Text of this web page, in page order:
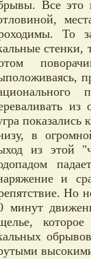
Все это
То
стенки,
в
из этой
и
Но
минут